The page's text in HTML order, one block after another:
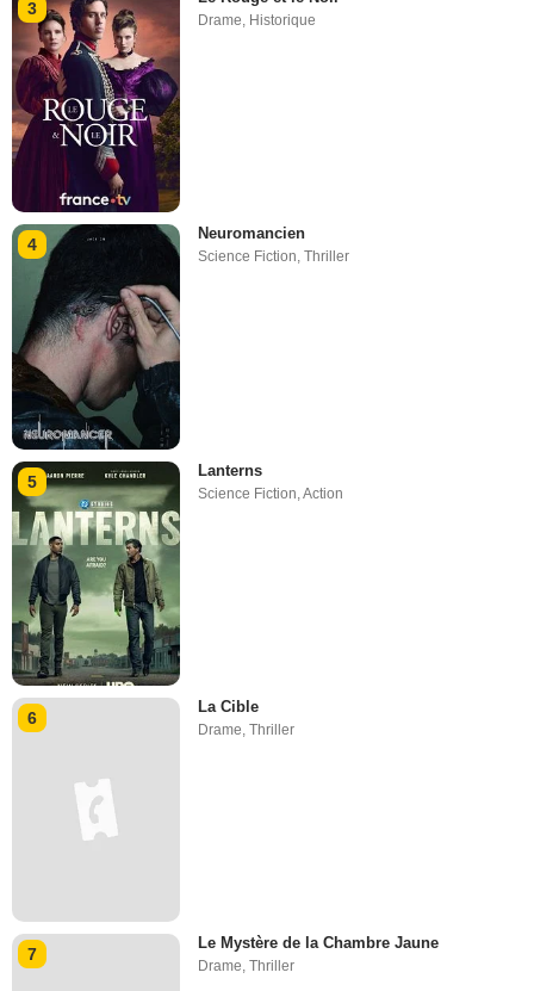
3
Drame, Historique
4
Neuromancien
Science Fiction,Thriller
5
Lanterns
Science Fiction ,Action
6
La Cible
Drame,Thriller
7
Le Mystère de la Chambre Jaune
Drame,Thriller